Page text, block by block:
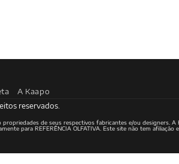
A Kaapo
reservados.
propriedades de seus respectivos fabricantes e/ou
para REFERÊNCIA OLFATIVA. Este site não tem